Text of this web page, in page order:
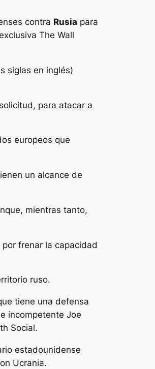
contra Rusia para
The Wall
siglas en inglés)
para atacar a
europeos que
un alcance de
mientras tanto,
frenar la capacidad
ruso.
tiene una defensa
incompetente Joe
Social.
estadounidense
Ucrania.